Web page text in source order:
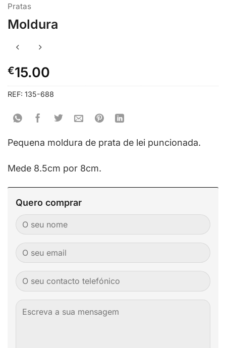
Pratas
Moldura
€15.00
REF: 135-688
Pequena moldura de prata de lei puncionada.
Mede 8.5cm por 8cm.
Quero comprar